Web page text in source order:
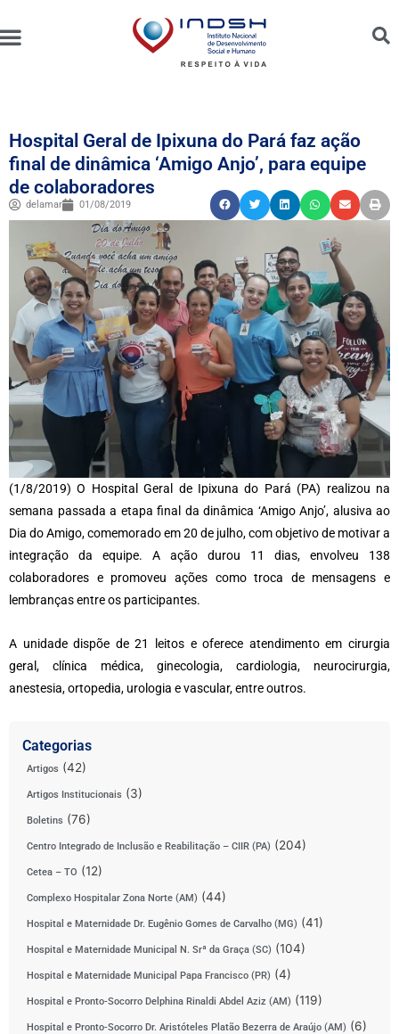
Hospital Geral de Ipixuna do Pará faz ação
final de dinâmica ‘Amigo Anjo’, para equipe
de colaboradores
delamar 01/08/2019
(1/8/2019) O Hospital Geral de Ipixuna do Pará (PA) realizou na
semana passada a etapa final da dinâmica ‘Amigo Anjo’, alusiva ao
Dia do Amigo, comemorado em 20 de julho, com objetivo de motivar a
integração da equipe. A ação durou 11 dias, envolveu 138
colaboradores e promoveu ações como troca de mensagens e
lembranças entre os participantes.
A unidade dispõe de 21 leitos e oferece atendimento em cirurgia
geral, clínica médica, ginecologia, cardiologia, neurocirurgia,
anestesia, ortopedia, urologia e vascular, entre outros.
Categorias
Artigos (42)
Artigos Institucionais (3)
Boletins (76)
Centro Integrado de Inclusão e Reabilitação – CIIR (PA) (204)
Cetea – TO (12)
Complexo Hospitalar Zona Norte (AM) (44)
Hospital e Maternidade Dr. Eugênio Gomes de Carvalho (MG) (41)
Hospital e Maternidade Municipal N. Srª da Graça (SC) (104)
Hospital e Maternidade Municipal Papa Francisco (PR) (4)
Hospital e Pronto-Socorro Delphina Rinaldi Abdel Aziz (AM) (119)
Hospital e Pronto-Socorro Dr. Aristóteles Platão Bezerra de Araújo (AM) (6)